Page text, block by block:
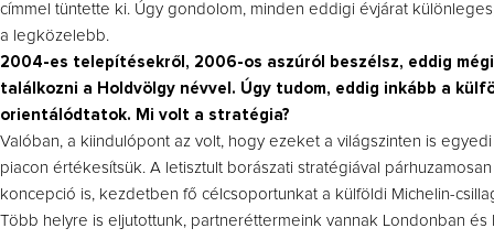
címmel tüntette ki. Úgy gondolom, minden eddigi évjárat
a legközelebb.
2004-es telepítésekről, 2006-os aszúról beszélsz, eddig
találkozni a Holdvölgy névvel. Úgy tudom, eddig inkább a
orientálódtatok. Mi volt a stratégia?
Valóban, a kiindulópont az volt, hogy ezeket a világszinten is
piacon értékesítsük. A letisztult borászati stratégiával
koncepció is, kezdetben fő célcsoportunkat a külföldi Michelin-
Több helyre is eljutottunk, partneréttermeink vannak Londonban